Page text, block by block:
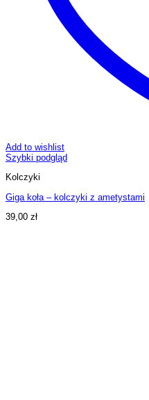
Add to wishlist
Szybki podgląd
Kolczyki
Giga koła – kolczyki z ametystami
39,00 zł